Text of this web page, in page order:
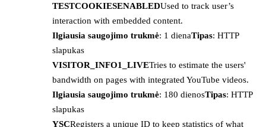
TESTCOOKIESENABLEDUsed to track user’s
interaction with embedded content.
Ilgiausia saugojimo trukmė: 1 dienaTipas: HTTP
slapukas
VISITOR_INFO1_LIVETries to estimate the users'
bandwidth on pages with integrated YouTube videos.
Ilgiausia saugojimo trukmė: 180 dienosTipas: HTTP
slapukas
YSCRegisters a unique ID to keep statistics of what